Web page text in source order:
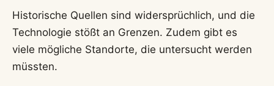
Historische Quellen sind widersprüchlich, und die
Technologie stößt an Grenzen. Zudem gibt es
viele mögliche Standorte, die untersucht werden
müssten.